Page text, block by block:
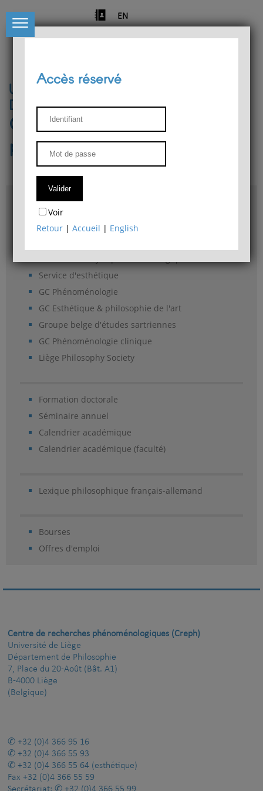
EN
Université de Liège
Département de philosophie
Centre de recherches
phénoménologiques
Accès & plans
Bibliothèque du Département de philosophie
Service d'esthétique
GC Phénoménologie
GC Esthétique & philosophie de l'art
Groupe belge d'études sartriennes
GC Phénoménologie clinique
Liège Philosophy Society
Formation doctorale
Séminaire annuel
Calendrier académique
Calendrier académique (faculté)
Lexique philosophique français-allemand
Bourses
Offres d'emploi
Accès réservé
Voir
Retour |Accueil | English
Centre de recherches phénoménologiques (Creph)
Université de Liège
Département de Philosophie
7, Place du 20-Août (Bât. A1)
B-4000 Liège
(Belgique)
+32 (0)4 366 95 16
+32 (0)4 366 55 93
+32 (0)4 366 55 64 (esthétique)
Fax +32 (0)4 366 55 59